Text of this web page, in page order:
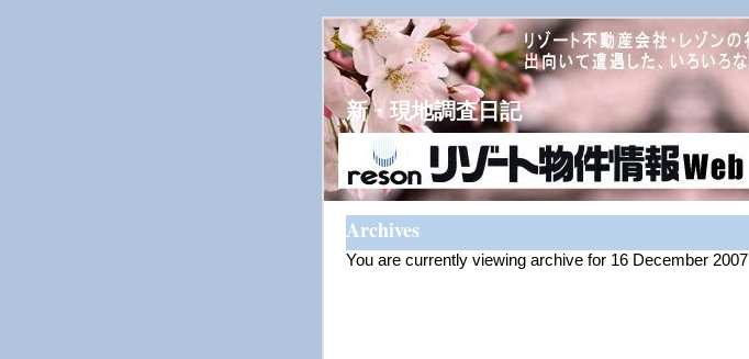
新・現地調査日記
Archives
You are currently viewing archive for 16 December 2007